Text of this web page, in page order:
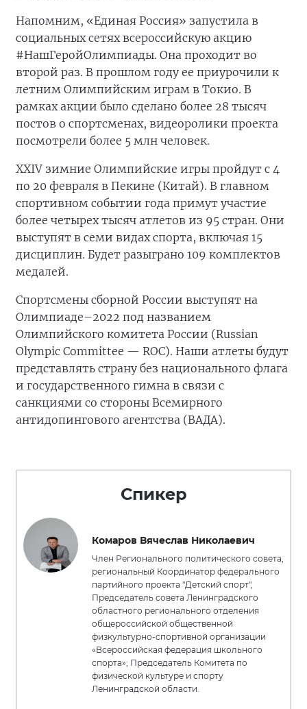
Напомним, «Единая Россия» запустила в
социальных сетях всероссийскую акцию
#НашГеройОлимпиады. Она проходит во
второй раз. В прошлом году ее приурочили к
летним Олимпийским играм в Токио. В
рамках акции было сделано более 28 тысяч
постов о спортсменах, видеоролики проекта
посмотрели более 5 млн человек.
XXIV зимние Олимпийские игры пройдут с 4
по 20 февраля в Пекине (Китай). В главном
спортивном событии года примут участие
более четырех тысяч атлетов из 95 стран. Они
выступят в семи видах спорта, включая 15
дисциплин. Будет разыграно 109 комплектов
медалей.
Спортсмены сборной России выступят на
Олимпиаде–2022 под названием
Олимпийского комитета России (Russian
Olympic Committee — ROC). Наши атлеты будут
представлять страну без национального флага
и государственного гимна в связи с
санкциями со стороны Всемирного
антидопингового агентства (ВАДА).
Спикер
Комаров Вячеслав Николаевич
Член Регионального политического совета,
региональный Координатор федерального
партийного проекта "Детский спорт",
Председатель совета Ленинградского
областного регионального отделения
общероссийской общественной
физкультурно-спортивной организации
«Всероссийская федерация школьного
спорта»; Председатель Комитета по
физической культуре и спорту
Ленинградской области.